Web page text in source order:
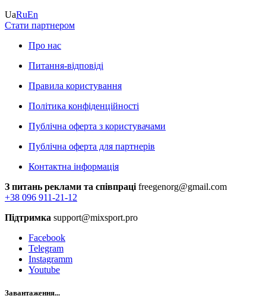
UaRuEn
Стати партнером
Про нас
Питання-відповіді
Правила користування
Політика конфіденційності
Публічна оферта з користувачами
Публічна оферта для партнерів
Контактна інформація
З питань реклами та співпраці freegenorg@gmail.com
+38 096 911-21-12
Підтримка support@mixsport.pro
Facebook
Telegram
Instagramm
Youtube
Завантаження...